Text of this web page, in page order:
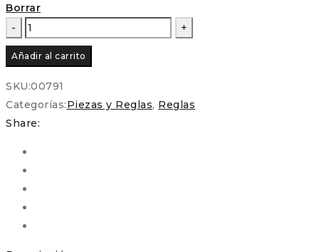
Borrar
Regla
–
Dedal
para
Patchwork
y
cantidad
Añadir al carrito
SKU:00791
Categorías:Piezas y Reglas, Reglas
Share: